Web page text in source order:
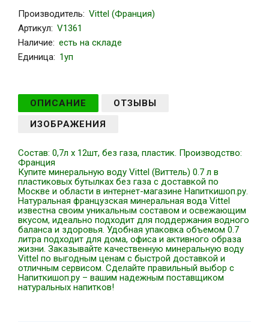
Производитель: Vittel (Франция)
Артикул: V1361
Наличие: есть на складе
Единица: 1уп
ОПИСАНИЕ
ОТЗЫВЫ
ИЗОБРАЖЕНИЯ
Состав: 0,7л х 12шт, без газа, пластик. Производство:
Франция
Купите минеральную воду Vittel (Виттель) 0.7 л в
пластиковых бутылках без газа с доставкой по
Москве и области в интернет-магазине Напиткишоп.ру.
Натуральная французская минеральная вода Vittel
известна своим уникальным составом и освежающим
вкусом, идеально подходит для поддержания водного
баланса и здоровья. Удобная упаковка объемом 0.7
литра подходит для дома, офиса и активного образа
жизни. Заказывайте качественную минеральную воду
Vittel по выгодным ценам с быстрой доставкой и
отличным сервисом. Сделайте правильный выбор с
Напиткишоп.ру – вашим надежным поставщиком
натуральных напитков!